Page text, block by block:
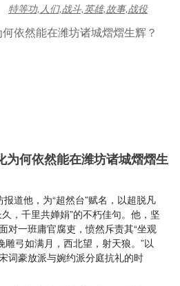
特等功,人们,战斗,英雄,故事,战役
为何依然能在潍坊诸城熠熠生
道他，为“超然台”赋名，以超脱凡
，千里共婵娟”的不朽佳句。他，坚
对一班庸官腐吏，愤然斥责其“坐观
雕弓如满月，西北望，射天狼。”以
词豪放派与婉约派分庭抗礼的时